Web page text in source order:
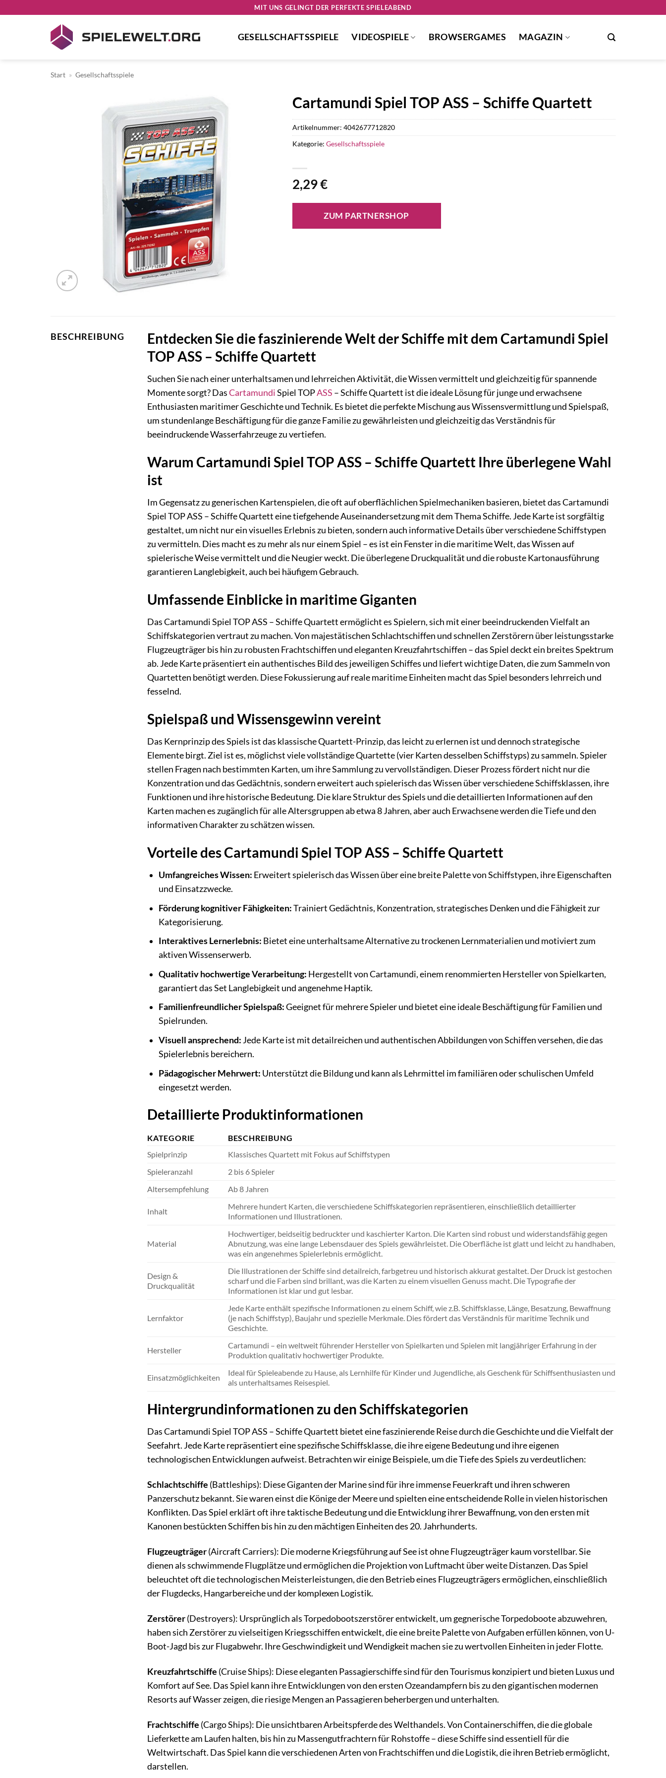
MIT UNS GELINGT DER PERFEKTE SPIELEABEND
GESELLSCHAFTSSPIELE VIDEOSPIELE BROWSERGAMES MAGAZIN
Start » Gesellschaftsspiele
Cartamundi Spiel TOP ASS – Schiffe Quartett
2,29€
ZUM PARTNERSHOP
Artikelnummer: 4042677712820
Kategorie: Gesellschaftsspiele
BESCHREIBUNG
Entdecken Sie die faszinierende Welt der Schiffe mit dem Cartamundi Spiel
TOP ASS – Schiffe Quartett
Suchen Sie nach einer unterhaltsamen und lehrreichen Aktivität, die Wissen vermittelt und gleichzeitig für spannende
Momente sorgt? DasCartamundiSpiel TOPASS – Schiffe Quartett ist die ideale Lösung für junge und erwachsene
Enthusiasten maritimer Geschichte und Technik. Es bietet die perfekte Mischung aus Wissensvermittlung und Spielspaß,
um stundenlange Beschäftigung für die ganze Familie zu gewährleisten und gleichzeitig das Verständnis für
beeindruckende Wasserfahrzeuge zu vertiefen.
Warum Cartamundi Spiel TOP ASS – Schiffe Quartett Ihre überlegene Wahl
ist
Im Gegensatz zu generischen Kartenspielen, die oft auf oberflächlichen Spielmechaniken basieren, bietet das Cartamundi
Spiel TOP ASS – Schiffe Quartett eine tiefgehende Auseinandersetzung mit dem Thema Schiffe. Jede Karte ist sorgfältig
gestaltet, um nicht nur ein visuelles Erlebnis zu bieten, sondern auch informative Details über verschiedene Schiffstypen
zu vermitteln. Dies macht es zu mehr als nur einem Spiel – es ist ein Fenster in die maritime Welt, das Wissen auf
spielerische Weise vermittelt und die Neugier weckt. Die überlegene Druckqualität und die robuste Kartonausführung
garantieren Langlebigkeit, auch bei häufigem Gebrauch.
Umfassende Einblicke in maritime Giganten
Das Cartamundi Spiel TOP ASS – Schiffe Quartett ermöglicht es Spielern, sich mit einer beeindruckenden Vielfalt an
Schiffskategorien vertraut zu machen. Von majestätischen Schlachtschiffen und schnellen Zerstörern über leistungsstarke
Flugzeugträger bis hin zu robusten Frachtschiffen und eleganten Kreuzfahrtschiffen – das Spiel deckt ein breites Spektrum
ab. Jede Karte präsentiert ein authentisches Bild des jeweiligen Schiffes und liefert wichtige Daten, die zum Sammeln von
Quartetten benötigt werden. Diese Fokussierung auf reale maritime Einheiten macht das Spiel besonders lehrreich und
fesselnd.
Spielspaß und Wissensgewinn vereint
Das Kernprinzip des Spiels ist das klassische Quartett-Prinzip, das leicht zu erlernen ist und dennoch strategische
Elemente birgt. Ziel ist es, möglichst viele vollständige Quartette (vier Karten desselben Schiffstyps) zu sammeln. Spieler
stellen Fragen nach bestimmten Karten, um ihre Sammlung zu vervollständigen. Dieser Prozess fördert nicht nur die
Konzentration und das Gedächtnis, sondern erweitert auch spielerisch das Wissen über verschiedene Schiffsklassen, ihre
Funktionen und ihre historische Bedeutung. Die klare Struktur des Spiels und die detaillierten Informationen auf den
Karten machen es zugänglich für alle Altersgruppen ab etwa 8 Jahren, aber auch Erwachsene werden die Tiefe und den
informativen Charakter zu schätzen wissen.
Vorteile des Cartamundi Spiel TOP ASS – Schiffe Quartett
Umfangreiches Wissen: Erweitert spielerisch das Wissen über eine breite Palette von Schiffstypen, ihre Eigenschaften
und Einsatzzwecke.
Förderung kognitiver Fähigkeiten:Trainiert Gedächtnis, Konzentration, strategisches Denken und die Fähigkeit zur
Kategorisierung.
Interaktives Lernerlebnis: Bietet eine unterhaltsame Alternative zu trockenen Lernmaterialien und motiviert zum
aktiven Wissenserwerb.
Qualitativ hochwertige Verarbeitung: Hergestellt von Cartamundi, einem renommierten Hersteller von Spielkarten,
garantiert das Set Langlebigkeit und angenehme Haptik.
Familienfreundlicher Spielspaß:Geeignet für mehrere Spieler und bietet eine ideale Beschäftigung für Familien und
Spielrunden.
Visuell ansprechend: Jede Karte ist mit detailreichen und authentischen Abbildungen von Schiffen versehen, die das
Spielerlebnis bereichern.
Pädagogischer Mehrwert: Unterstützt die Bildung und kann als Lehrmittel im familiären oder schulischen Umfeld
eingesetzt werden.
Detaillierte Produktinformationen
KATEGORIE
BESCHREIBUNG
Spielprinzip
Klassisches Quartett mit Fokus auf Schiffstypen
Spieleranzahl
2 bis 6 Spieler
Altersempfehlung
Ab 8 Jahren
Inhalt
Mehrere hundert Karten, die verschiedene Schiffskategorien repräsentieren, einschließlich detaillierter
Informationen und Illustrationen.
Material
Hochwertiger, beidseitig bedruckter und kaschierter Karton. Die Karten sind robust und widerstandsfähig gegen
Abnutzung, was eine lange Lebensdauer des Spiels gewährleistet. Die Oberfläche ist glatt und leicht zu handhaben,
was ein angenehmes Spielerlebnis ermöglicht.
Design &
Druckqualität
Die Illustrationen der Schiffe sind detailreich, farbgetreu und historisch akkurat gestaltet. Der Druck ist gestochen
scharf und die Farben sind brillant, was die Karten zu einem visuellen Genuss macht. Die Typografie der
Informationen ist klar und gut lesbar.
Lernfaktor
Jede Karte enthält spezifische Informationen zu einem Schiff, wie z.B. Schiffsklasse, Länge, Besatzung, Bewaffnung
(je nach Schiffstyp), Baujahr und spezielle Merkmale. Dies fördert das Verständnis für maritime Technik und
Geschichte.
Hersteller
Cartamundi – ein weltweit führender Hersteller von Spielkarten und Spielen mit langjähriger Erfahrung in der
Produktion qualitativ hochwertiger Produkte.
Einsatzmöglichkeiten
Ideal für Spieleabende zu Hause, als Lernhilfe für Kinder und Jugendliche, als Geschenk für Schiffsenthusiasten und
als unterhaltsames Reisespiel.
Hintergrundinformationen zu den Schiffskategorien
Das Cartamundi Spiel TOP ASS – Schiffe Quartett bietet eine faszinierende Reise durch die Geschichte und die Vielfalt der
Seefahrt. Jede Karte repräsentiert eine spezifische Schiffsklasse, die ihre eigene Bedeutung und ihre eigenen
technologischen Entwicklungen aufweist. Betrachten wir einige Beispiele, um die Tiefe des Spiels zu verdeutlichen:
Schlachtschiffe (Battleships): Diese Giganten der Marine sind für ihre immense Feuerkraft und ihren schweren
Panzerschutz bekannt. Sie waren einst die Könige der Meere und spielten eine entscheidende Rolle in vielen historischen
Konflikten. Das Spiel erklärt oft ihre taktische Bedeutung und die Entwicklung ihrer Bewaffnung, von den ersten mit
Kanonen bestückten Schiffen bis hin zu den mächtigen Einheiten des 20. Jahrhunderts.
Flugzeugträger(Aircraft Carriers): Die moderne Kriegsführung auf See ist ohne Flugzeugträger kaum vorstellbar. Sie
dienen als schwimmende Flugplätze und ermöglichen die Projektion von Luftmacht über weite Distanzen. Das Spiel
beleuchtet oft die technologischen Meisterleistungen, die den Betrieb eines Flugzeugträgers ermöglichen, einschließlich
der Flugdecks, Hangarbereiche und der komplexen Logistik.
Zerstörer(Destroyers): Ursprünglich als Torpedobootszerstörer entwickelt, um gegnerische Torpedoboote abzuwehren,
haben sich Zerstörer zu vielseitigen Kriegsschiffen entwickelt, die eine breite Palette von Aufgaben erfüllen können, von U-
Boot-Jagd bis zur Flugabwehr. Ihre Geschwindigkeit und Wendigkeit machen sie zu wertvollen Einheiten in jeder Flotte.
Kreuzfahrtschiffe (Cruise Ships): Diese eleganten Passagierschiffe sind für den Tourismus konzipiert und bieten Luxus und
Komfort auf See. Das Spiel kann ihre Entwicklungen von den ersten Ozeandampfern bis zu den gigantischen modernen
Resorts auf Wasser zeigen, die riesige Mengen an Passagieren beherbergen und unterhalten.
Frachtschiffe (Cargo Ships): Die unsichtbaren Arbeitspferde des Welthandels. Von Containerschiffen, die die globale
Lieferkette am Laufen halten, bis hin zu Massengutfrachtern für Rohstoffe – diese Schiffe sind essentiell für die
Weltwirtschaft. Das Spiel kann die verschiedenen Arten von Frachtschiffen und die Logistik, die ihren Betrieb ermöglicht,
darstellen.